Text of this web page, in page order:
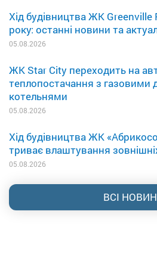
Хід будівництва ЖК Greenville
року: останні новини та
05.08.2026
ЖК Star City переходить на
теплопостачання з газовими
котельнями
05.08.2026
Хід будівництва ЖК
триває влаштування
05.08.2026
ВСІ